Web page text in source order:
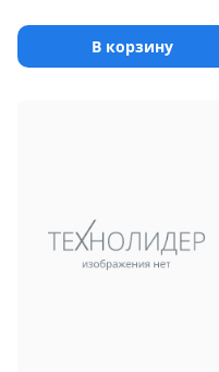
В корзину